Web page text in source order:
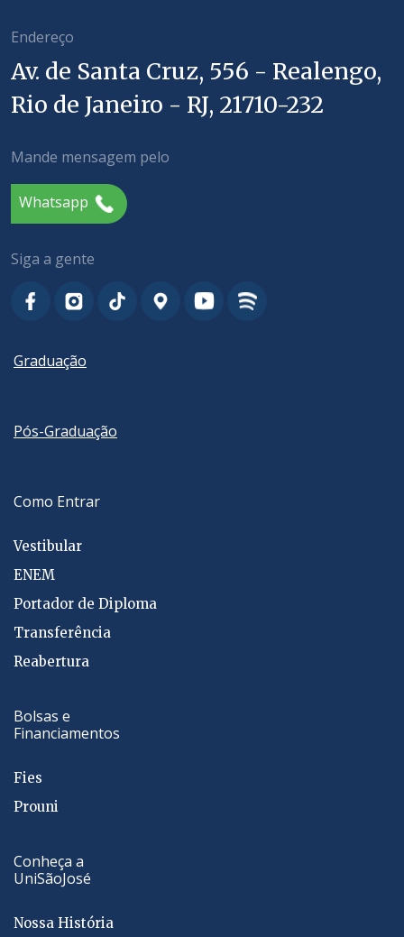
Endereço
Av. de Santa Cruz, 556 - Realengo,
Rio de Janeiro - RJ, 21710-232
Mande mensagem pelo
Whatsapp
Siga a gente
Graduação
Pós-Graduação
Como Entrar
Vestibular
ENEM
Portador de Diploma
Transferência
Reabertura
Bolsas e
Financiamentos
Fies
Prouni
Conheça a
UniSãoJosé
Nossa História